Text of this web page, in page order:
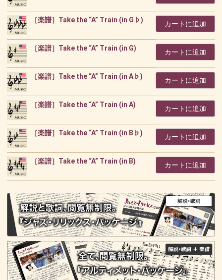
［楽譜］Take the “A” Train (in G♭) カートに追加
［楽譜］Take the “A” Train (in G) カートに追加
［楽譜］Take the “A” Train (in A♭) カートに追加
［楽譜］Take the “A” Train (in A) カートに追加
［楽譜］Take the “A” Train (in B♭) カートに追加
［楽譜］Take the “A” Train (in B) カートに追加